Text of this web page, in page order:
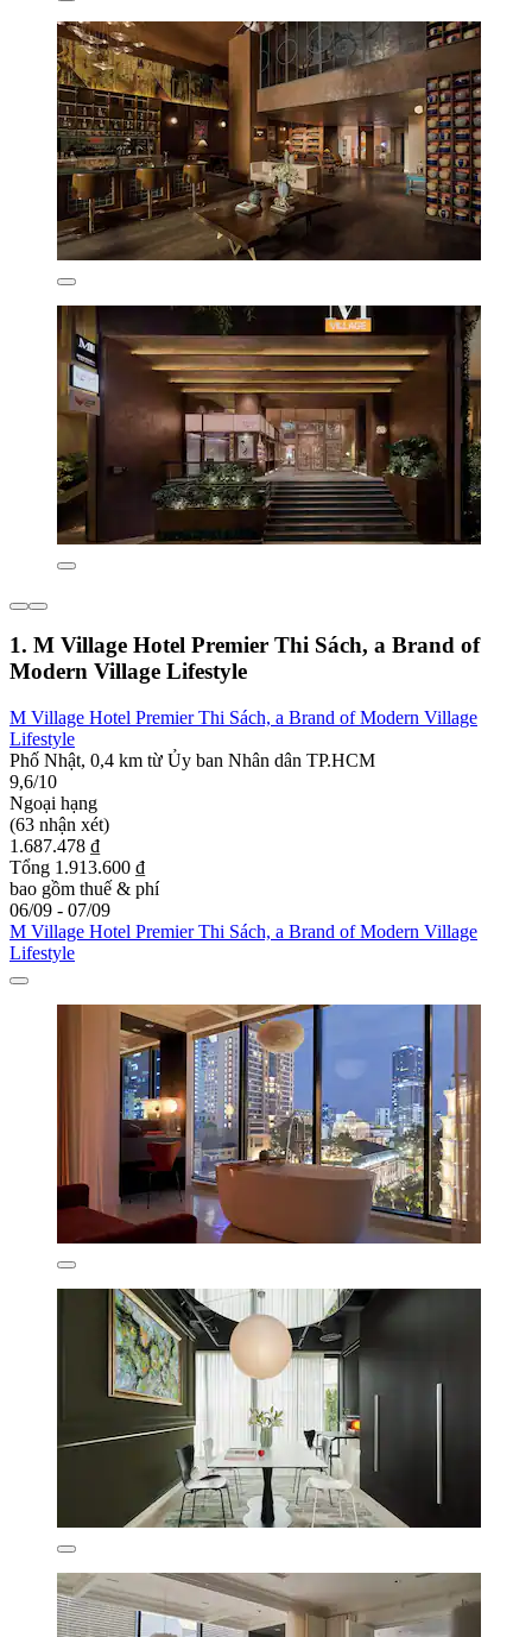
1. M Village Hotel Premier Thi Sách, a Brand of
Modern Village Lifestyle
M Village Hotel Premier Thi Sách, a Brand of Modern Village
Lifestyle
Phố Nhật, 0,4 km từ Ủy ban Nhân dân TP.HCM
9,6/10
Ngoại hạng
(63 nhận xét)
1.687.478 ₫
Tổng 1.913.600 ₫
bao gồm thuế & phí
06/09 - 07/09
M Village Hotel Premier Thi Sách, a Brand of Modern Village
Lifestyle